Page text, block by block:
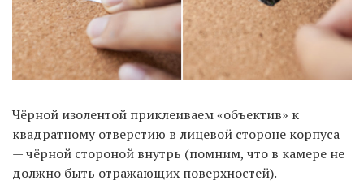
Чёрной изолентой приклеиваем «объектив» к
квадратному отверстию в лицевой стороне корпуса
— чёрной стороной внутрь (помним, что в камере не
должно быть отражающих поверхностей).